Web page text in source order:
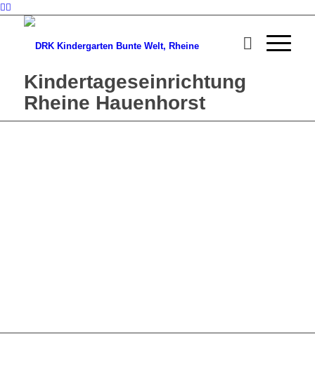
Kindertageseinrichtung
Rheine Hauenhorst